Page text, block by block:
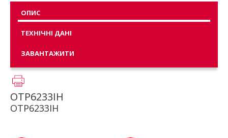
ОПИС
ТЕХНІЧНІ ДАНІ
ЗАВАНТАЖИТИ
OTP6233IH
OTP6233IH